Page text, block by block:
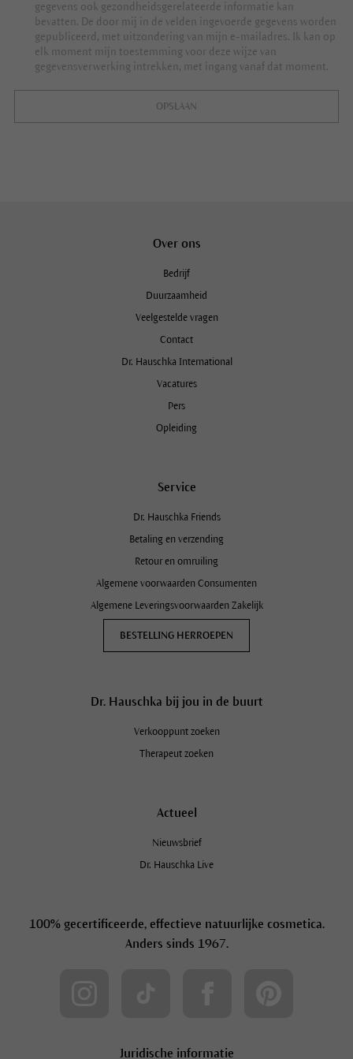
gegevens ook gezondheidsgerelateerde informatie kan
bevatten. De door mij in de velden ingevoerde gegevens worden
gepubliceerd, met uitzondering van mijn e-mailadres. Ik kan op
elk moment mijn toestemming voor deze wijze van
gegevensverwerking intrekken, met ingang vanaf dat moment.
OPSLAAN
Over ons
Bedrijf
Duurzaamheid
Veelgestelde vragen
Contact
Dr. Hauschka International
Vacatures
Pers
Opleiding
Service
Dr. Hauschka Friends
Betaling en verzending
Retour en omruiling
Algemene voorwaarden Consumenten
Algemene Leveringsvoorwaarden Zakelijk
BESTELLING HERROEPEN
Dr. Hauschka bij jou in de buurt
Verkooppunt zoeken
Therapeut zoeken
Actueel
Nieuwsbrief
Dr. Hauschka Live
100% gecertificeerde, effectieve natuurlijke cosmetica.
Anders sinds 1967.
Juridische informatie